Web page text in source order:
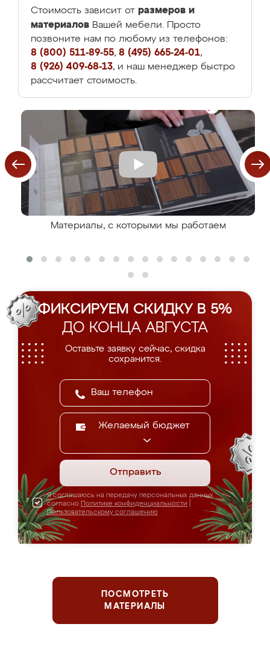
Стоимость зависит от размеров и
материалов Вашей мебели. Просто
позвоните нам по любому из телефонов:
8 (800) 511-89-55, 8 (495) 665-24-01,
8 (926) 409-68-13, и наш менеджер быстро
рассчитает стоимость.
Материалы, с которыми мы работаем
ФИКСИРУЕМ СКИДКУ В 5%
ДО КОНЦА АВГУСТА
Оставьте заявку сейчас, скидка
сохранится.
Желаемый бюджет
Отправить
Я соглашаюсь на передачу персональных данных
согласно Политике конфиденциальности
Пользовательскому соглашению
ПОСМОТРЕТЬ
МАТЕРИАЛЫ